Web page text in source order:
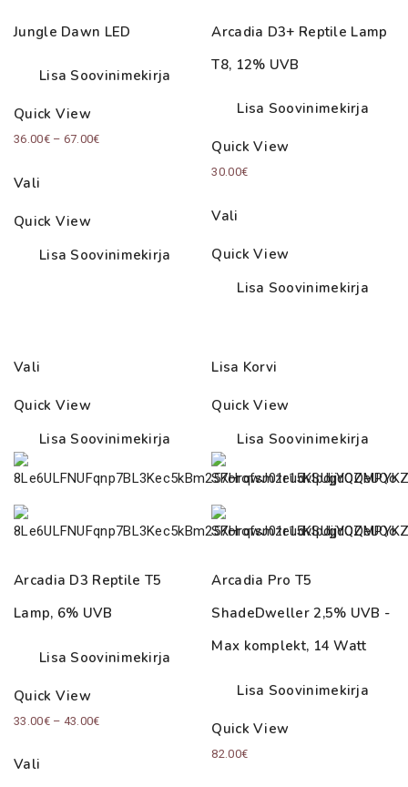
Jungle Dawn LED
Lisa Soovinimekirja
Quick View
36.00€ – 67.00€Price
Vali
Quick View
Lisa Soovinimekirja
Arcadia D3+ Reptile Lamp
T8, 12% UVB
Lisa Soovinimekirja
Quick View
30.00€
Vali
Quick View
Lisa Soovinimekirja
Vali
Quick View
Lisa Soovinimekirja
Arcadia D3 Reptile T5
Lamp, 6% UVB
Lisa Soovinimekirja
Quick View
33.00€ – 43.00€Price
Vali
Lisa Korvi
Quick View
Lisa Soovinimekirja
Arcadia Pro T5
ShadeDweller 2,5% UVB -
Max komplekt, 14 Watt
Lisa Soovinimekirja
Quick View
82.00€